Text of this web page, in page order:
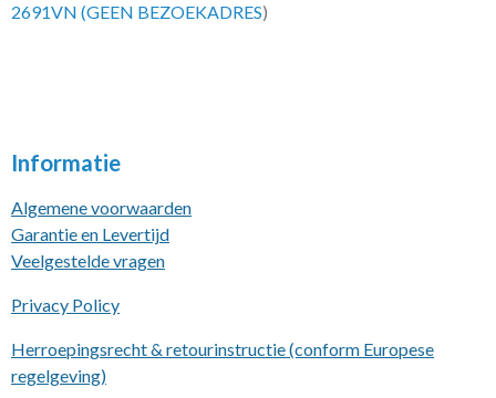
2691VN (GEEN BEZOEKADRES)
Informatie
Algemene voorwaarden
Garantie en Levertijd
Veelgestelde vragen
Privacy Policy
Herroepingsrecht & retourinstructie (conform Europese
regelgeving)